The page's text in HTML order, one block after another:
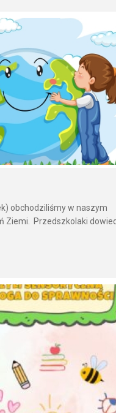
obchodziliśmy w naszym
Ziemi. Przedszkolaki